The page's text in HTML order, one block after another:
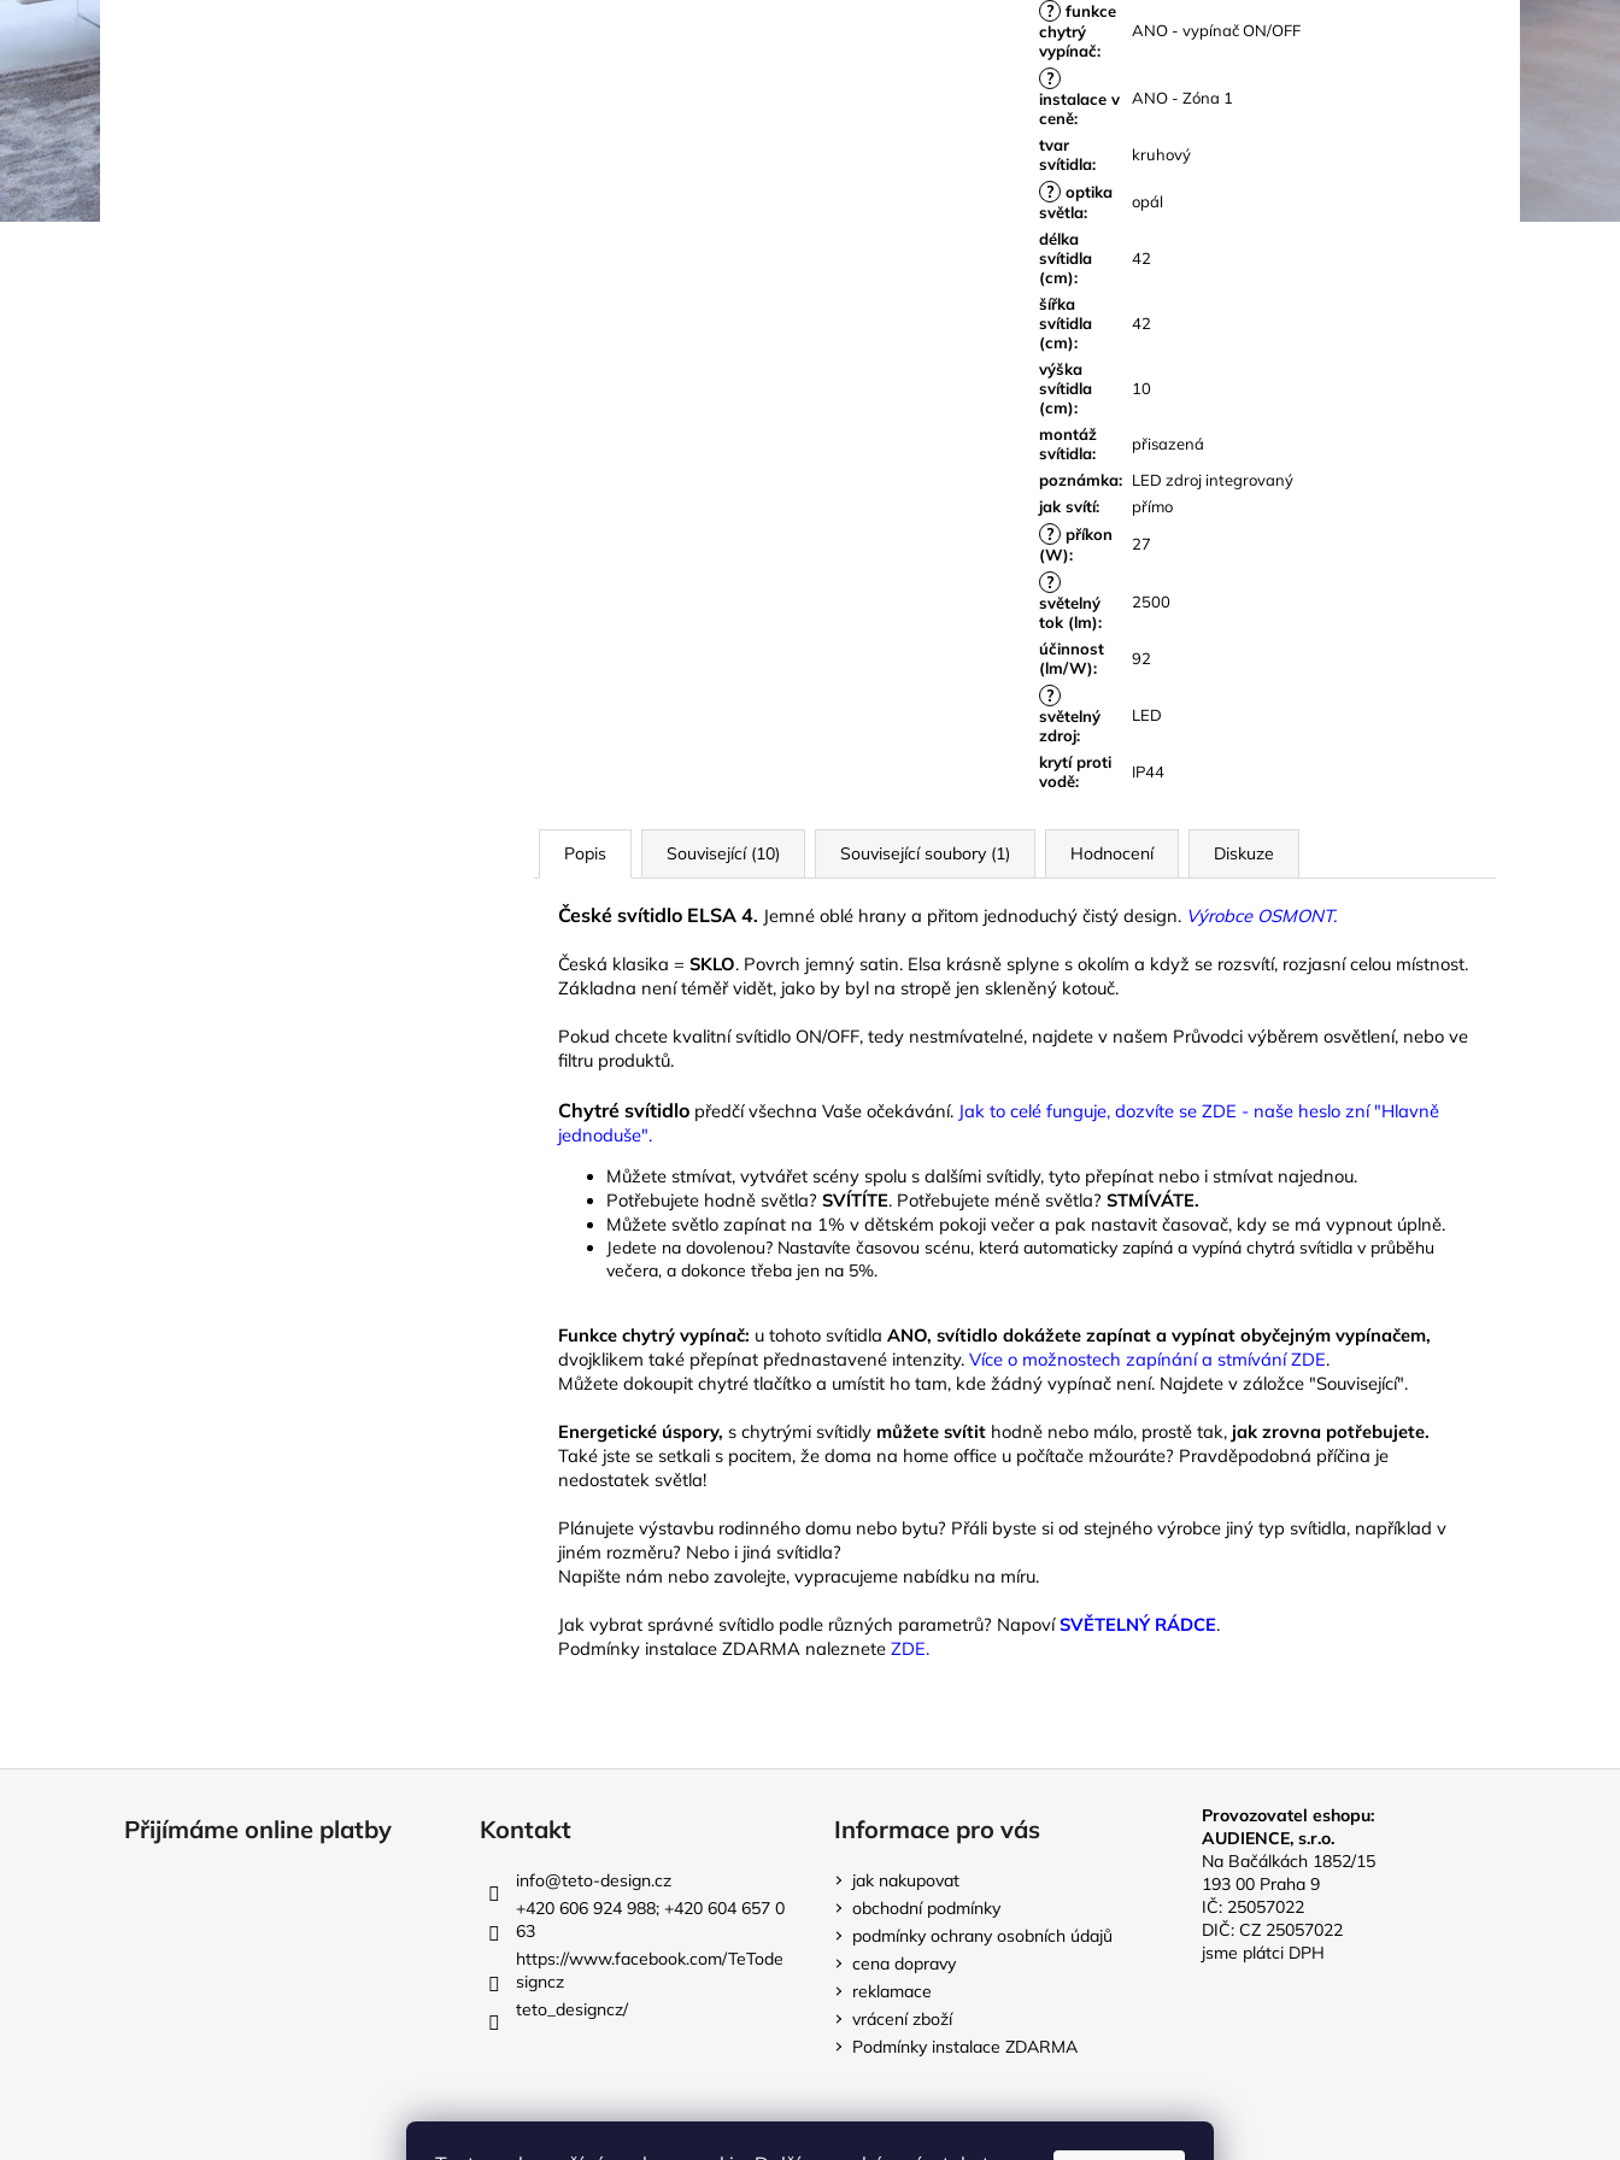
?
funkce
chytrý
vypínač:
ANO - vypínač ON/OFF
?
instalace v
ceně:
ANO - Zóna 1
tvar
svítidla: kruhový
?
optika
světla:
opál
délka
svítidla
(cm):
42
šířka
svítidla
(cm):
42
výška
svítidla
(cm):
10
montáž
svítidla:
přisazená
poznámka: LED zdroj integrovaný
jak svítí: přímo
?
příkon
(W):
27
?
světelný
tok (lm):
2500
účinnost
(lm/W): 92
?
světelný
zdroj:
LED
krytí proti
vodě: IP44
Popis Související (10) Související soubory (1) Hodnocení Diskuze
České svítidlo ELSA 4. Jemné oblé hrany a přitom jednoduchý čistý design. Výrobce OSMONT.
Česká klasika = SKLO. Povrch jemný satin. Elsa krásně splyne s okolím a když se rozsvítí, rozjasní celou místnost.
Základna není téměř vidět, jako by byl na stropě jen skleněný kotouč.
Pokud chcete kvalitní svítidlo ON/OFF, tedy nestmívatelné, najdete v našem Průvodci výběrem osvětlení, nebo ve
filtru produktů.
Chytré svítidlo předčí všechna Vaše očekávání. Jak to celé funguje, dozvíte se ZDE - naše heslo zní "Hlavně
jednoduše".
Můžete stmívat, vytvářet scény spolu s dalšími svítidly, tyto přepínat nebo i stmívat najednou.
Potřebujete hodně světla? SVÍTÍTE. Potřebujete méně světla? STMÍVÁTE.
Můžete světlo zapínat na 1% v dětském pokoji večer a pak nastavit časovač, kdy se má vypnout úplně.
Jedete na dovolenou? Nastavíte časovou scénu, která automaticky zapíná a vypíná chytrá svítidla v průběhu
večera, a dokonce třeba jen na 5%.
Funkce chytrý vypínač: u tohoto svítidla ANO, svítidlo dokážete zapínat a vypínat obyčejným vypínačem,
dvojklikem také přepínat přednastavené intenzity. Více o možnostech zapínání a stmívání ZDE.
Můžete dokoupit chytré tlačítko a umístit ho tam, kde žádný vypínač není. Najdete v záložce "Související".
Energetické úspory, s chytrými svítidly můžete svítit hodně nebo málo, prostě tak, jak zrovna potřebujete.
Také jste se setkali s pocitem, že doma na home office u počítače mžouráte? Pravděpodobná příčina je
nedostatek světla!
Plánujete výstavbu rodinného domu nebo bytu? Přáli byste si od stejného výrobce jiný typ svítidla, například v
jiném rozměru? Nebo i jiná svítidla?
Napište nám nebo zavolejte, vypracujeme nabídku na míru.
Jak vybrat správné svítidlo podle různých parametrů? NapovíSVĚTELNÝ RÁDCE.
Podmínky instalace ZDARMA naleznete ZDE.
Přijímáme online platby Kontakt
info@teto-design.cz
+420 606 924 988; +420 604 657 0
63
https://www.facebook.com/TeTode
signcz
teto_designcz/
Informace pro vás
jak nakupovat
obchodní podmínky
podmínky ochrany osobních údajů
cena dopravy
reklamace
vrácení zboží
Podmínky instalace ZDARMA
Provozovatel eshopu:
AUDIENCE, s.r.o.
Na Bačálkách 1852/15
193 00 Praha 9
IČ: 25057022
DIČ: CZ 25057022
jsme plátci DPH